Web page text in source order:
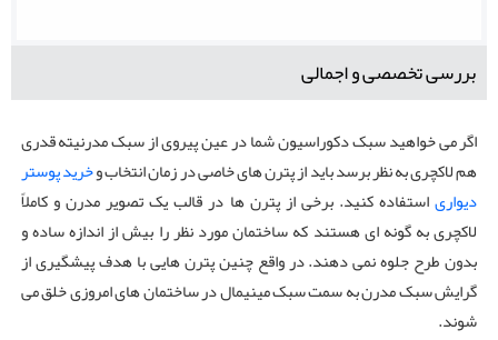
بررسی تخصصی و اجمالی
اگر می خواهید سبک دکوراسیون شما در عین پیروی از سبک مدرنیته قدری
هم لاکچری به نظر برسد باید از پترن های خاصی در زمان انتخاب وخرید پوستر
دیواریاستفاده کنید. برخی از پترن ها در قالب یک تصویر مدرن و کاملاً
لاکچری به گونه ای هستند که ساختمان مورد نظر را بیش از اندازه ساده و
بدون طرح جلوه نمی دهند. در واقع چنین پترن هایی با هدف پیشگیری از
گرایش سبک مدرن به سمت سبک مینیمال در ساختمان های امروزی خلق می
شوند.